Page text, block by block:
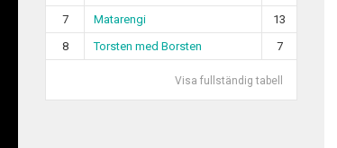
7
Matarengi
13
8
Torsten med Borsten 7
Visa fullständig tabell